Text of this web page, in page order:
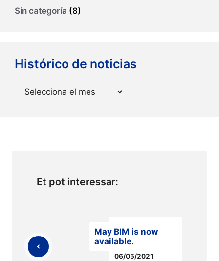
Sin categoría (8)
Histórico de noticias
Arxius
Et pot interessar:
May BIM is now
available.
06/05/2021